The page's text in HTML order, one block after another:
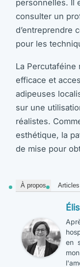
personnelles. Il
consulter un
d’entreprendre
pour les
La
efficace et
adipeuses
sur une
réalistes.
esthétique, la
de mise pour
À propos
en